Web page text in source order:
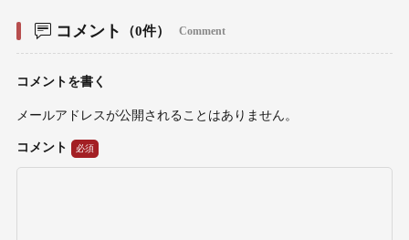
コメント （0件） Comment
コメントを書く
メールアドレスが公開されることはありません。
コメント